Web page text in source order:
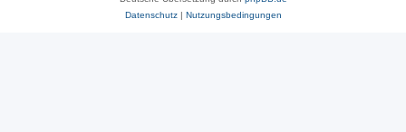
Datenschutz| Nutzungsbedingungen